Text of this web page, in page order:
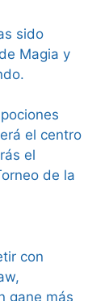
sido
Magia y
el centro
el
de la
con
gane más